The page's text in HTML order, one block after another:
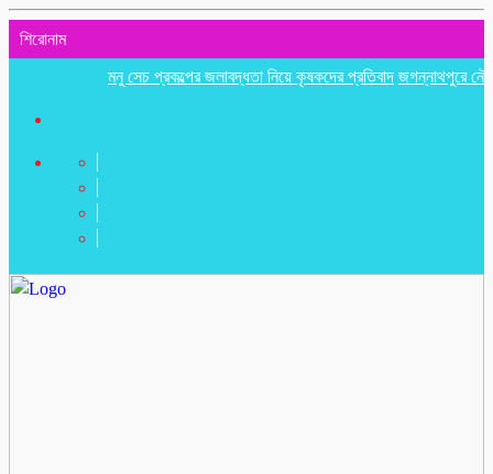
শিরোনাম
মনু সেচ প্রকল্পের জলাবদ্ধতা নিয়ে কৃষকদের প্রতিবাদ জগন্নাথপুরে নৌকা ডুবিতে